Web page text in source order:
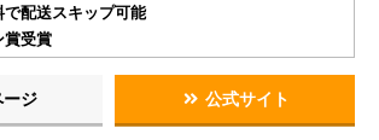
で配送スキップ可能
賞受賞
ジ 公式サイト